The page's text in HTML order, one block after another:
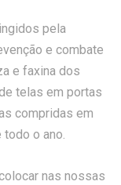
pela
e combate
e faxina dos
telas em portas
compridas em
o ano.
nas nossas